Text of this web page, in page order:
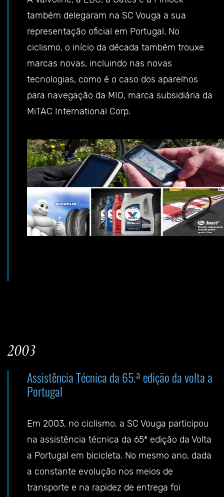
também delegaram na SC Vouga a sua
representação oficial em Portugal. No
ciclismo, o início da década também trouxe
marcas novas, incluindo nas novas
tecnologias, como é o caso dos aparelhos
para navegação da MIO, marca subsidiária da
MiTAC International Corp.
2003
Assistência Técnica da 65.ª edição da volta a
Portugal
Em 2003, no ciclismo, a SC Vouga participou
na assistência técnica da 65ª edição da Volta
a Portugal em bicicleta. No mesmo ano, dada
a constante evolução nos meios de
transporte e na rapidez de entrega foi